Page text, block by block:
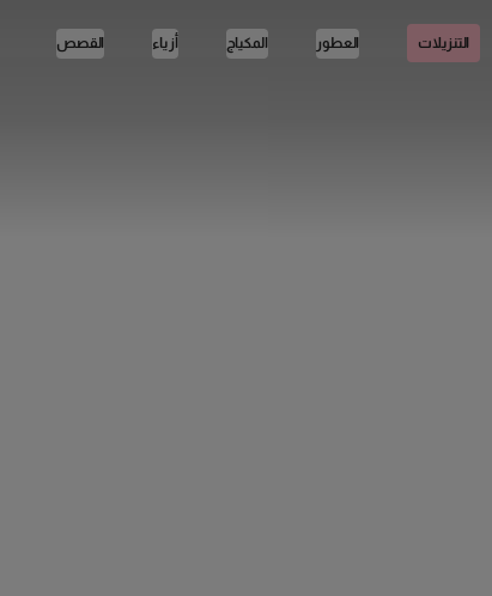
التنزيلات العطور المكياج أزياء القصص